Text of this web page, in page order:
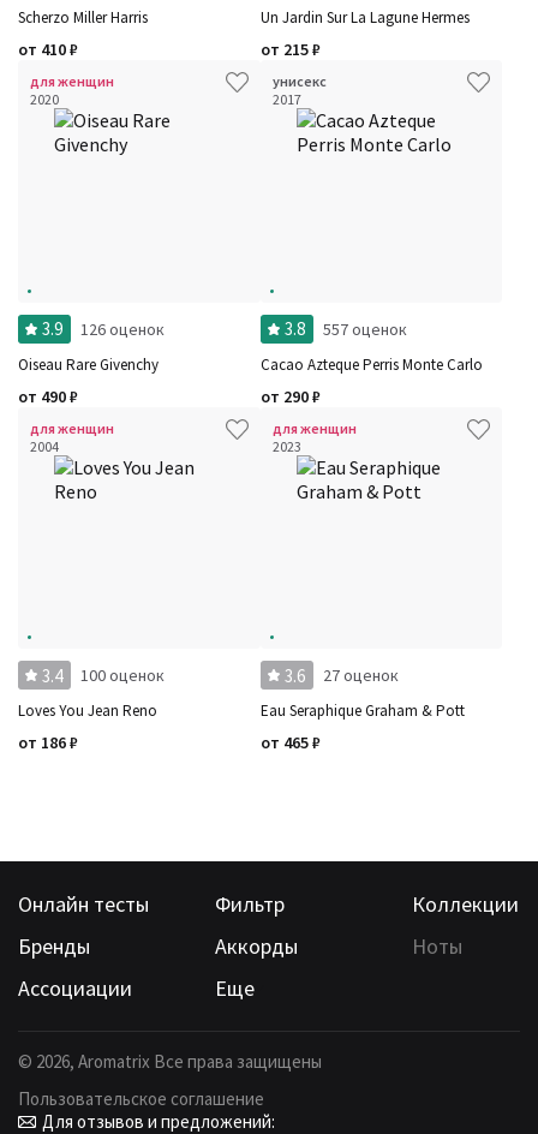
Scherzo Miller Harris
от 410₽
Un Jardin Sur La Lagune Hermes
от 215₽
для женщин
2020
3.9 126 оценок
Oiseau Rare Givenchy
от 490₽
унисекс
2017
3.8 557 оценок
Cacao Azteque Perris Monte Carlo
от 290₽
для женщин
2004
3.4 100 оценок
Loves You Jean Reno
от 186₽
для женщин
2023
3.6 27 оценок
Eau Seraphique Graham & Pott
от 465₽
Онлайн тесты Фильтр
Коллекции
Бренды
Аккорды
Ноты
Ассоциации
Еще
© 2026, Aromatrix Все права защищены
Пользовательское соглашение
Для отзывов и предложений: